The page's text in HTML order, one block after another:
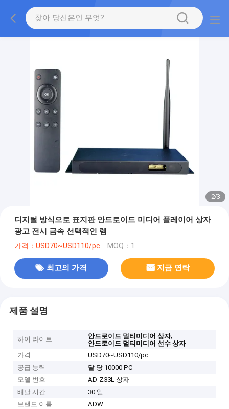
2/3
디지털 방식으로 표지판 안드로이드 미디어 플레이어 상자
광고 전시 금속 선택적인 렘
가격：USD70~USD110/pc MOQ：1
최고의 가격 지금 연락
제품 설명
하이 라이트 안드로이드 멀티미디어 상자,
안드로이드 멀티미디어 선수 상자
가격
USD70~USD110/pc
공급 능력
달 당 10000 PC
모델 번호
AD-Z33L 상자
배달 시간
30 일
브랜드 이름
ADW